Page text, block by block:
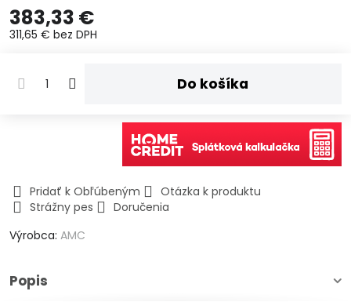
383,33 €
311,65 € bez DPH
Do košíka
Pridať k Obľúbeným
Otázka k produktu
Strážny pes
Doručenia
Výrobca: AMC
Popis